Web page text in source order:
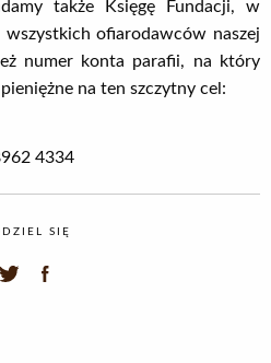
także Księgę Fundacji, w
wszystkich ofiarodawców naszej
numer konta parafii, na który
na ten szczytny cel:
4334
SIĘ